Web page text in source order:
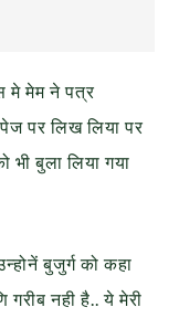
मे मेम ने पत्र
पर लिख लिया पर
भी बुला लिया गया
बुजुर्ग को कहा
नही है.. ये मेरी